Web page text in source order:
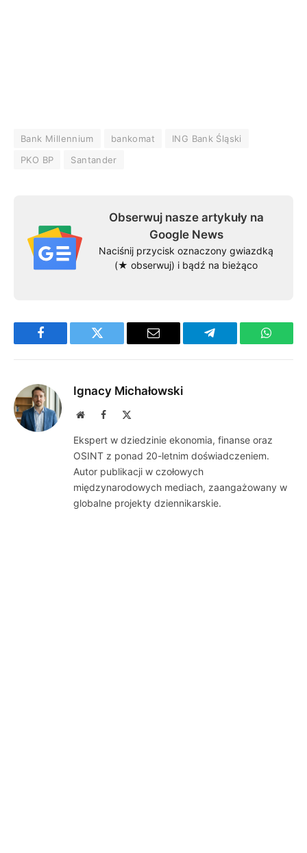
Bank Millennium bankomat
ING Bank Śląski
PKO BP
Santander
Obserwuj nasze artykuły na
Google News
Naciśnij przycisk oznaczony gwiazdką
(★ obserwuj) i bądź na bieżąco
Facebook Twitter Email Telegram
Ignacy Michałowski
WebsiteFacebook
Ekspert w dziedzinie ekonomia, finanse oraz
OSINT z ponad 20-letnim doświadczeniem.
Autor publikacji w czołowych
międzynarodowych mediach, zaangażowany w
globalne projekty dziennikarskie.